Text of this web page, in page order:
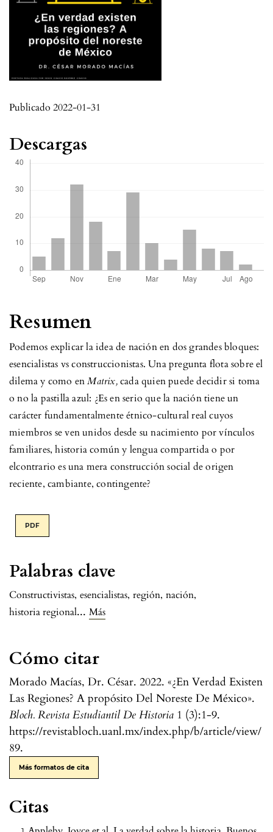
Publicado 2022-01-31
Palabras clave
Constructivistas, esencialistas, región, nación,
historia regional... Más
Cómo citar
Morado Macías, Dr. César. 2022. «¿En Verdad Existen
Las Regiones? A propósito Del Noreste De México».
Bloch. Revista Estudiantil De Historia 1 (3):1-9.
https://revistabloch.uanl.mx/index.php/b/article/view/
89.
Más formatos de cita
Resumen
Podemos explicar la idea de nación en dos grandes bloques:
esencialistas vs construccionistas. Una pregunta flota sobre el
dilema y como enMatrix,cada quien puede decidir si toma
o no la pastilla azul: ¿Es en serio que la nación tiene un
carácter fundamentalmente étnico-cultural real cuyos
miembros se ven unidos desde su nacimiento por vínculos
familiares, historia común y lengua compartida o por
elcontrario es una mera construcción social de origen
reciente, cambiante, contingente?
PDF
Descargas
Citas